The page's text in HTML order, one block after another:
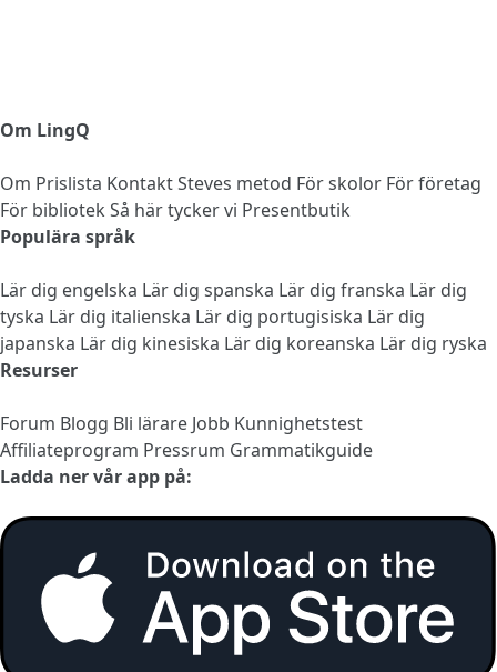
Om LingQ
Om Prislista KontaktSteves metod För skolor För företag
För bibliotek Så här tycker vi Presentbutik
Populära språk
Lär dig engelska Lär dig spanska Lär dig franska Lär dig
tyska Lär dig italienska Lär dig portugisiska Lär dig
japanska Lär dig kinesiska Lär dig koreanska Lär dig ryska
Resurser
Forum Blogg Bli lärare Jobb Kunnighetstest
Affiliateprogram Pressrum Grammatikguide
Ladda ner vår app på: